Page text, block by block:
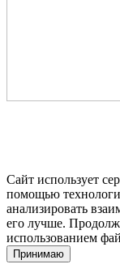
Сайт использует
помощью
анализировать
его лучше.
использованием
Принимаю